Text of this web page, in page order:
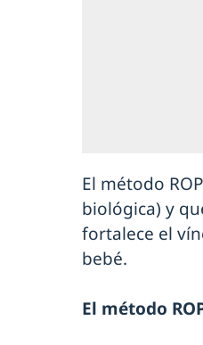
El método
biológica) y
fortalece el
bebé.
El método